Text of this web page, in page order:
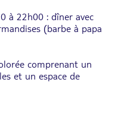
à 22h00 : dîner avec
(barbe à papa
comprenant un
et un espace de